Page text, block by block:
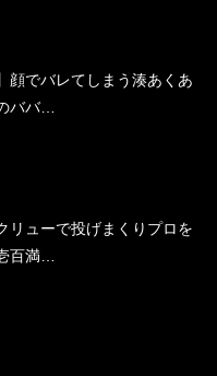
顔でバレてしまう湊あくあ
ババ…
リューで投げまくりプロを
百満…